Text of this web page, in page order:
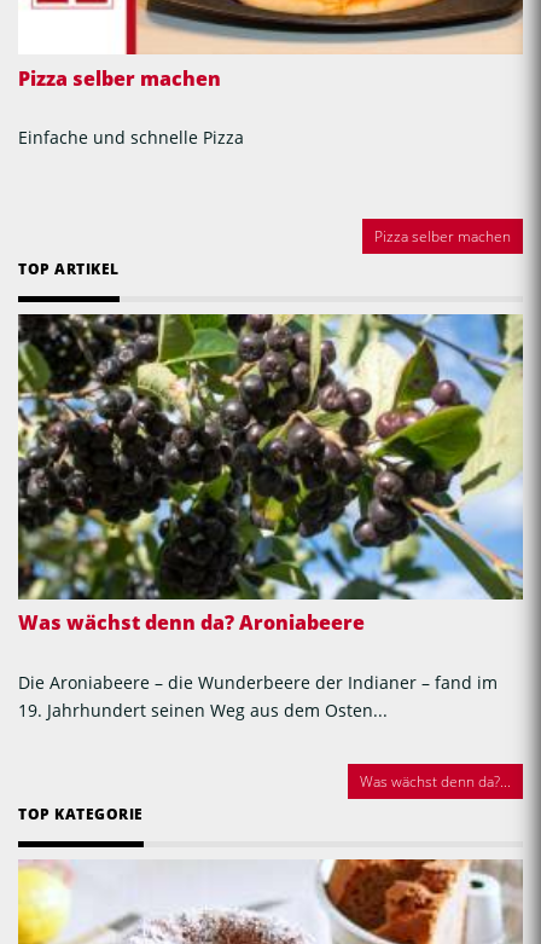
Pizza selber machen
Einfache und schnelle Pizza
Pizza selber machen
TOP ARTIKEL
Was wächst denn da? Aroniabeere
Die Aroniabeere – die Wunderbeere der Indianer – fand im
19. Jahrhundert seinen Weg aus dem Osten...
Was wächst denn da?...
TOP KATEGORIE